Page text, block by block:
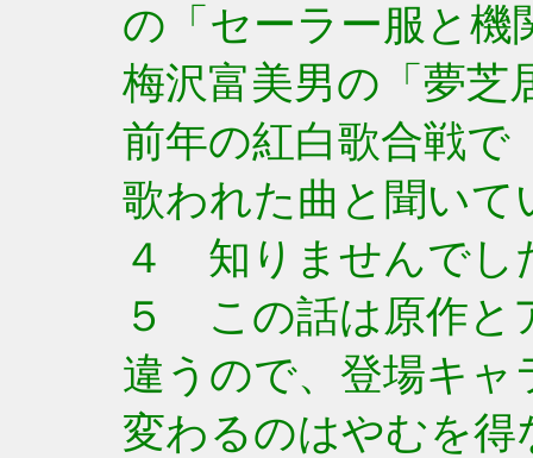
の「セーラー服と機
梅沢富美男の「夢芝
前年の紅白歌合戦で
歌われた曲と聞いて
４ 知りませんでし
５ この話は原作と
違うので、登場キャ
変わるのはやむを